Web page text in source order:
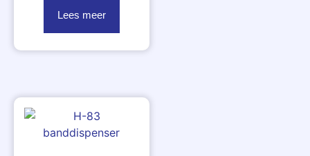
Lees meer